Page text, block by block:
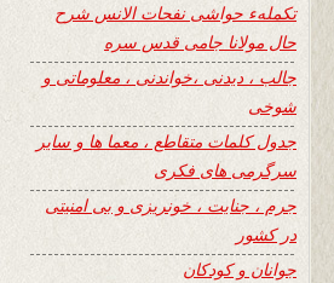
تکملهء حواشی نفحات الانس شرح
حال مولانا جامی قدس سره
جالب ، دیدنی ،خواندنی ، معلوماتی و
شوخی
جدول کلمات متقاطع ، معما ها و سایر
سرگرمی های فکری
جرم ، جنایت ، خونریزی و بی امنیتی
در کشور
جوانان و کودکان